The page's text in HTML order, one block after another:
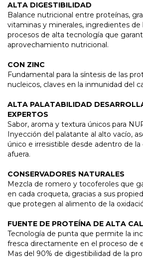
ALTA DIGESTIBILIDAD
Balance nutricional entre proteínas,
vitaminas y minerales, ingredientes de
procesos de alta tecnología que
aprovechamiento nutricional.
CON ZINC
Fundamental para la síntesis de las
nucleicos, claves en la inmunidad del
ALTA PALATABILIDAD
EXPERTOS
Sabor, aroma y textura únicos para
Inyección del palatante al alto vacío,
único e irresistible desde adentro de la
afuera.
CONSERVADORES NATURALES
Mezcla de romero y tocoferoles que
en cada croqueta, gracias a sus
que protegen al alimento de la
FUENTE DE PROTEÍNA DE ALTA
Tecnología de punta que permite la
fresca directamente en el proceso de
Mas del 90% de digestibilidad de la